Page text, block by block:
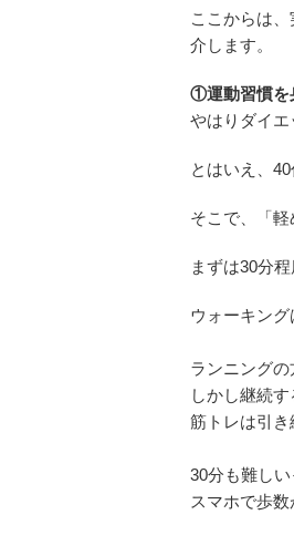
ここからは
介します。
①運動習慣を
やはりダイエ
とはいえ、
そこで、「
まずは30分
ウォーキング
ランニング
しかし継続す
筋トレは引き
30分も難し
スマホで歩